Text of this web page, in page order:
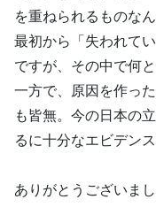
を重ねられるものな
最初から「失われて
ですが、その中で何
一方で、原因を作っ
も皆無。今の日本の
るに十分なエビデン
ありがとうございまし